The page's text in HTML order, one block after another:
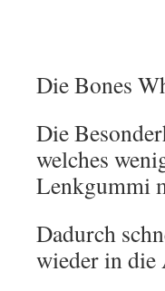
Die Bones
Die
welches
Lenkgummi
Dadurch
wieder in die